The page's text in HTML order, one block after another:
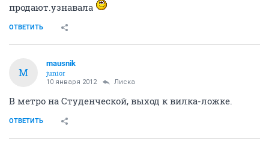
продают.узнавала
ОТВЕТИТЬ
M
mausnik
junior
10 января 2012 Лиска
В метро на Студенческой, выход к вилка-ложке.
ОТВЕТИТЬ